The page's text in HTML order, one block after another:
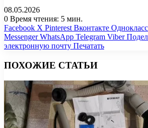
08.05.2026
0 Время чтения: 5 мин.
Facebook X Pinterest Вконтакте
Messenger WhatsApp Telegram Viber
электронную почту Печатать
ПОХОЖИЕ СТАТЬИ